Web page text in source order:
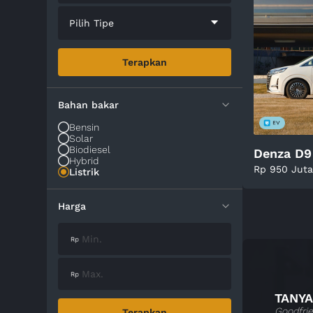
Pilih Tipe
Terapkan
Bahan bakar
Bensin
Solar
Biodiesel
Hybrid
Listrik
Harga
Denza D9
Rp 950 Juta